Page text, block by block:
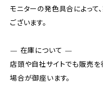
モニターの発色具合によって
ございます。
— 在庫について —
店頭や自社サイトでも販売を
場合が御座います。